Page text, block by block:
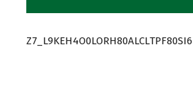
Z7_L9KEH4O0LORH80ALCLTPF80SI6